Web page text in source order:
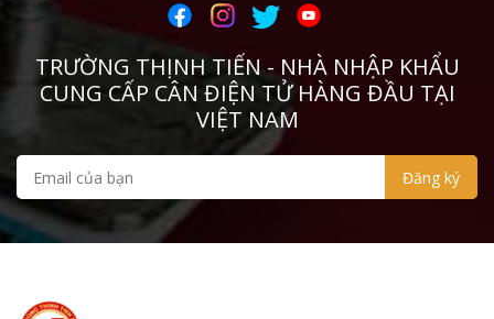
TSCALE
Zemic
Infinity
HBM
TRƯỜNG THỊNH TIẾN - NHÀ NHẬP KHẨU
CUNG CẤP CÂN ĐIỆN TỬ HÀNG ĐẦU TẠI
VIỆT NAM